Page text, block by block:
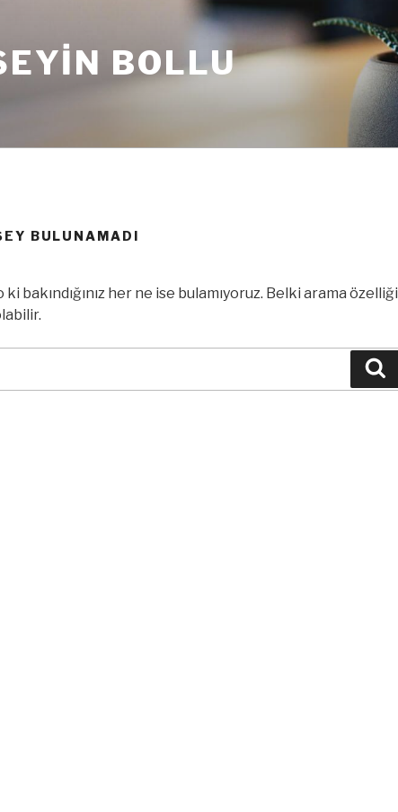
BOLLU
BULUNAMADI
ki bakındığınız her ne ise bulamıyoruz. Belki arama özelliği